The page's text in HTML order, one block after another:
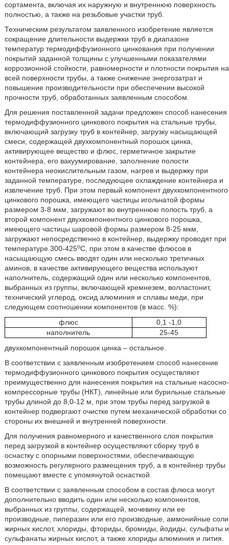
сортамента, включая их наружную и внутреннюю поверхность
полностью, а также на резьбовые участки труб.
Техническим результатом заявленного изобретение является
сокращение длительности выдержки труб в диапазоне
температур термодиффузионного цинкования при получении
покрытий заданной толщины с улучшенными показателями
коррозионной стойкости, равномерности и плотности покрытия на
всей поверхности трубы, а также снижение энергозатрат и
повышение производительности при обеспечении высокой
прочности труб, обработанных заявленным способом.
Для решения поставленной задачи предложен способ нанесения
термодиффузионного цинкового покрытия на стальные трубы,
включающий загрузку труб в контейнер, загрузку насыщающей
смеси, содержащей двухкомпонентный порошок цинка,
активирующее вещество и флюс, герметичное закрытие
контейнера, его вакуумирование, заполнение полости
контейнера неокислительным газом, нагрев и выдержку при
заданной температуре, последующее охлаждение контейнера и
извлечение труб. При этом первый компонент двухкомпонентного
цинкового порошка, имеющего частицы игольчатой формы
размером 3-8 мкм, загружают во внутреннюю полость труб, а
второй компонент двухкомпонентного цинкового порошка,
имеющего частицы шаровой формы размером 8-25 мкм,
загружают непосредственно в контейнер, выдержку проводят при
температуре 300-425оС, при этом в качестве флюсов в
насыщающую смесь вводят один или несколько третичных
аминов, в качестве активирующего вещества используют
наполнитель, содержащий один или несколько компонентов,
выбранных из группы, включающей кремнезем, волластонит,
технический углерод, оксид алюминия и сплавы меди, при
следующем соотношении компонентов (в масс. %):
флюс
0,1 -1,0
наполнитель
25-45
двухкомпонентный порошок цинка – остальное.
В соответствии с заявленным изобретением способ нанесение
термодиффузионного цинкового покрытия осуществляют
преимущественно для нанесения покрытия на стальные насосно-
компрессорные трубы (НКТ), линейные или бурильные стальные
трубы длиной до 8,0-12 м, при этом трубы перед загрузкой в
контейнер подвергают очистке путем механической обработки со
стороны их внешней и внутренней поверхности.
Для получения равномерного и качественного слоя покрытия
перед загрузкой в контейнер осуществляют сборку труб в
оснастку с опорными поверхностями, обеспечивающую
возможность регулярного размещения труб, а в контейнер трубы
помещают вместе с упомянутой оснасткой.
В соответствии с заявленным способом в состав флюса могут
дополнительно вводить один или несколько компонентов,
выбранных из группы, содержащей, мочевину или ее
производные, пиперазин или его производные, аммонийные соли
жирных кислот, хлориды, фториды, бромиды, йодиды, сульфаты и
сульфанаты жирных кислот, а также хлориды алюминия и лития.